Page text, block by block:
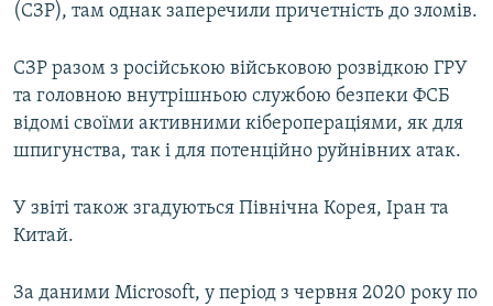
(СЗР), там однак заперечили причетність до зломів.
СЗР разом з російською військовою розвідкою ГРУ
та головною внутрішньою службою безпеки ФСБ
відомі своїми активними кіберопераціями, як для
шпигунства, так і для потенційно руйнівних атак.
У звіті також згадуються Північна Корея, Іран та
Китай.
За даними Microsoft, у період з червня 2020 року по